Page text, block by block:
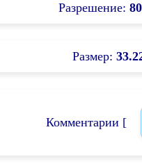
Разрешение:
Размер:
Комментарии [